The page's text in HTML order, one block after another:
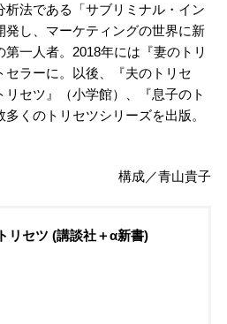
析法である「サブリミナル・イン
発し、マーケティングの世界に新
一人者。2018年には『妻のトリ
セラーに。以後、『夫のトリセ
セツ』（小学館）、『息子のト
くのトリセツシリーズを出版。
構成／青山貴子
リセツ (講談社＋α新書)